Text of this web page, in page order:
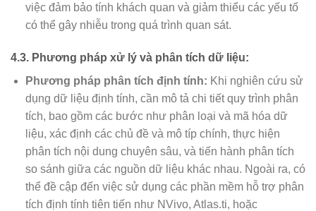
việc đảm bảo tính khách quan và giảm thiểu các yếu tố
có thể gây nhiễu trong quá trình quan sát.
4.3. Phương pháp xử lý và phân tích dữ liệu:
Phương pháp phân tích định tính: Khi nghiên cứu sử
dụng dữ liệu định tính, cần mô tả chi tiết quy trình phân
tích, bao gồm các bước như phân loại và mã hóa dữ
liệu, xác định các chủ đề và mô típ chính, thực hiện
phân tích nội dung chuyên sâu, và tiến hành phân tích
so sánh giữa các nguồn dữ liệu khác nhau. Ngoài ra, có
thể đề cập đến việc sử dụng các phần mềm hỗ trợ phân
tích định tính tiên tiến như NVivo, Atlas.ti, hoặc